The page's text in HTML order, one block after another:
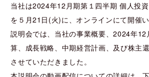
当社は2024年12月期第１四半期 個人投
を５月21日(火)に、オンラインにて開催い
説明会では、当社の事業概要、2024年12
算、成長戦略、中期経営計画、及び株主
させていただきました。